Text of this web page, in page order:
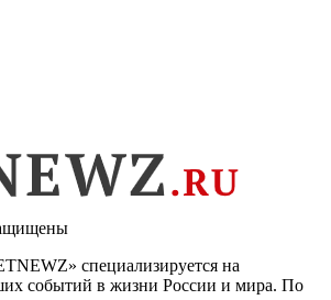
специализируется на
событий в жизни России и мира. По